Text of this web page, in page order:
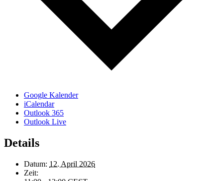
Google Kalender
iCalendar
Outlook 365
Outlook Live
Details
Datum: 12. April 2026
Zeit: